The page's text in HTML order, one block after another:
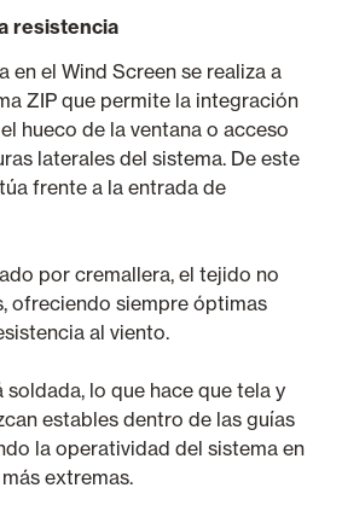
resistencia
en el Wind Screen se realiza a
ZIP que permite la integración
hueco de la ventana o acceso
laterales del sistema. De este
frente a la entrada de
por cremallera, el tejido no
ofreciendo siempre óptimas
al viento.
soldada, lo que hace que tela y
estables dentro de las guías
la operatividad del sistema en
extremas.